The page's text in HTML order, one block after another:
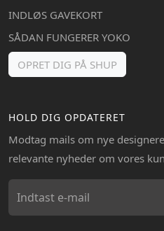
INDLØS GAVEKORT
SÅDAN FUNGERER YOKO
OPRET DIG PÅ SHUP
HOLD DIG OPDATERET
Modtag mails om nye
relevante nyheder om vores